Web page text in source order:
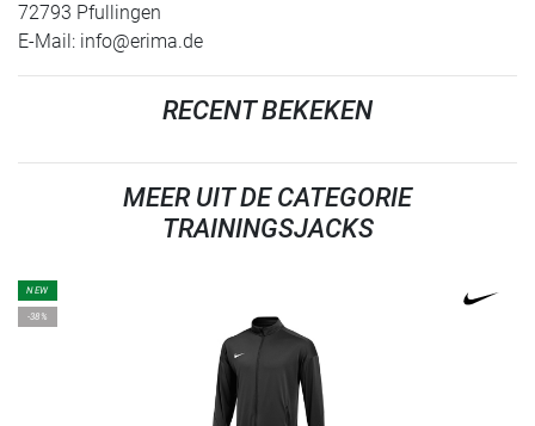
72793 Pfullingen
E-Mail: info@erima.de
RECENT BEKEKEN
MEER UIT DE CATEGORIE
TRAININGSJACKS
NEW
-38%